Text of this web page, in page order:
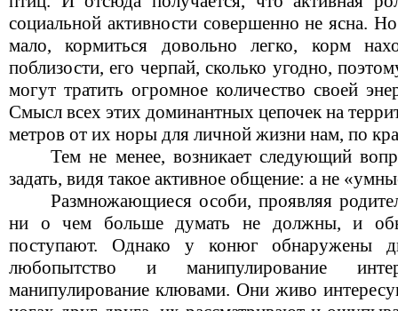
социальной активности совершенно не ясна.
мало, кормиться довольно легко, корм
поблизости, его черпай, сколько угодно,
могут тратить огромное количество своей
Смысл всех этих доминантных цепочек на
метров от их норы для личной жизни нам, по
Тем не менее, возникает следующий
задать, видя такое активное общение: а не
Размножающиеся особи, проявляя
ни о чем больше думать не должны, и
поступают. Однако у конюг обнаружены
любопытство и манипулирование
манипулирование клювами. Они живо